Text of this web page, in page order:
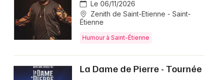
Le 06/11/2026
Zenith de Saint-Etienne - Saint-
Étienne
Humour à Saint-Étienne
La Dame de Pierre - Tournée